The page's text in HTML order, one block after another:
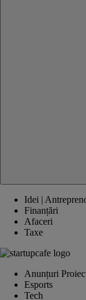
Idei |
Finanțări
Afaceri
Taxe
Anunțuri
Esports
Tech